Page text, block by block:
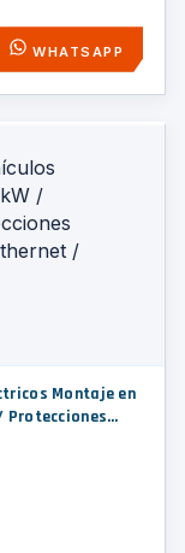
WHATSAPP
Montaje en
Protecciones